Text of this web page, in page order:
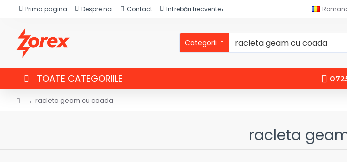
Prima pagina Despre noi Contact Intrebări frecvente
Categorii
TOATE CATEGORIILE
racleta geam cu coada
racleta